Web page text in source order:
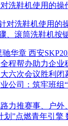
洗鞋机使用的操
对洗鞋机使用的
、滚筒洗鞋机按
华章 西安
程帮办助力企业
六次会议胜利闭
公司：筑牢班组
力推赛事、户外
划”点燃青年引擎